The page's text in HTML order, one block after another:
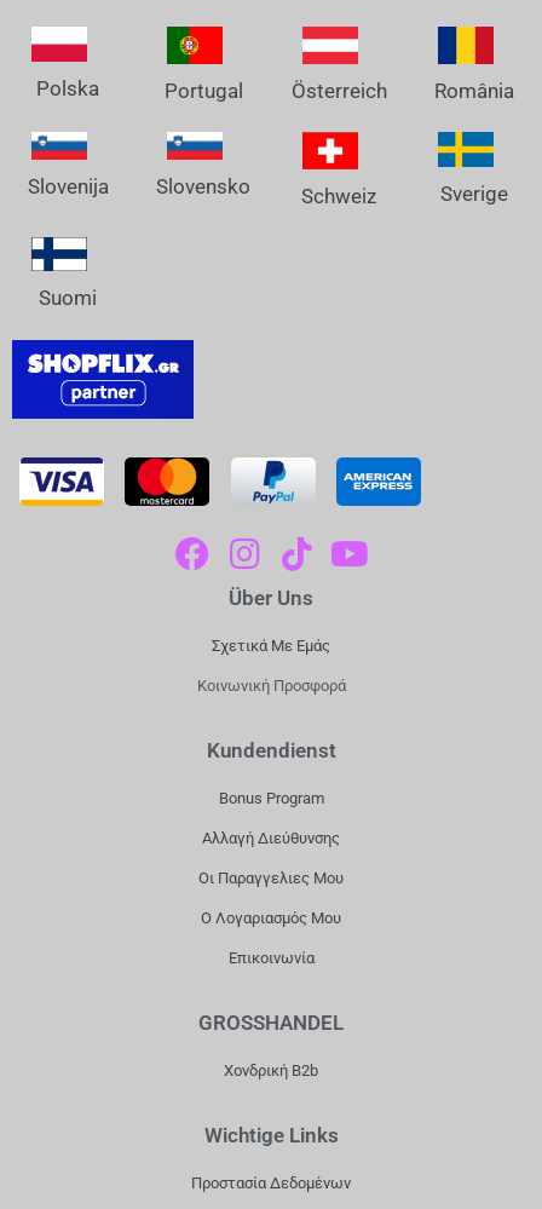
Polska Portugal Österreich România
Slovenija Slovensko Schweiz Sverige
Suomi
F
A
B
O
I
N
S
T
A
R
M
T
I
K
T
O
Y
O
Über Uns
Σχετικά Με Εμάς
Κοινωνική Προσφορά
Kundendienst
Bonus Program
Αλλαγή Διεύθυνσης
Οι Παραγγελιες Μου
Ο Λογαριασμός Μου
Επικοινωνία
GROSSHANDEL
Χονδρική B2b
Wichtige Links
Προστασία Δεδομένων